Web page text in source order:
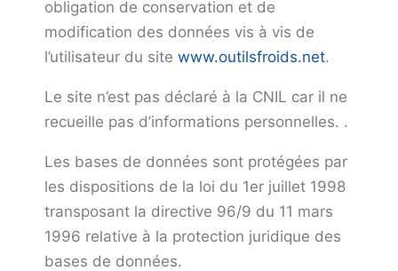
obligation de conservation et de
modification des données vis à vis de
l’utilisateur du site www.outilsfroids.net.
Le site n’est pas déclaré à la CNIL car il ne
recueille pas d’informations personnelles. .
Les bases de données sont protégées par
les dispositions de la loi du 1er juillet 1998
transposant la directive 96/9 du 11 mars
1996 relative à la protection juridique des
bases de données.